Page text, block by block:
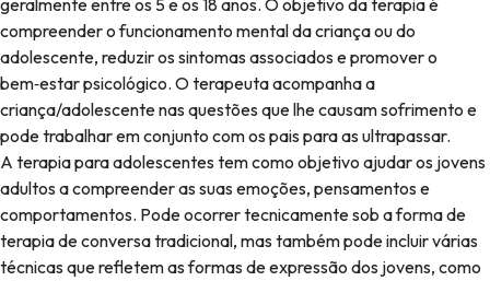
geralmente entre os 5 e os 18 anos. O objetivo da terapia é
compreender o funcionamento mental da criança ou do
adolescente, reduzir os sintomas associados e promover o
bem‑estar psicológico. O terapeuta acompanha a
criança/adolescente nas questões que lhe causam sofrimento e
pode trabalhar em conjunto com os pais para as ultrapassar.
A terapia para adolescentes tem como objetivo ajudar os jovens
adultos a compreender as suas emoções, pensamentos e
comportamentos. Pode ocorrer tecnicamente sob a forma de
terapia de conversa tradicional, mas também pode incluir várias
técnicas que refletem as formas de expressão dos jovens, como